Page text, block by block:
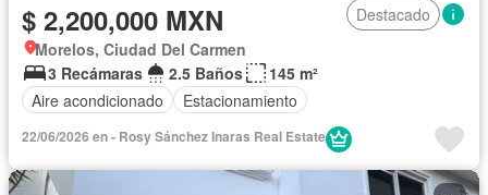
$ 2,200,000 MXN
Destacado
Morelos, Ciudad Del Carmen
3 Recámaras
2.5 Baños
145 m²
Aire acondicionado
Estacionamiento
22/06/2026 en - Rosy Sánchez Inaras Real Estate